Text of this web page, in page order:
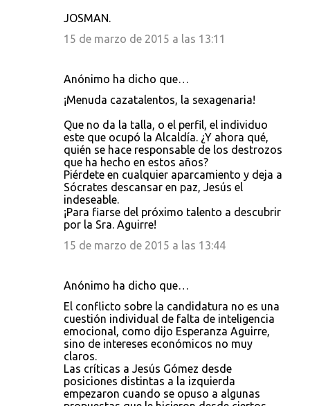
JOSMAN.
15 de marzo de 2015 a las 13:11
Anónimo ha dicho que…
¡Menuda cazatalentos, la sexagenaria!
Que no da la talla, o el perfil, el individuo
este que ocupó la Alcaldía. ¿Y ahora qué,
quién se hace responsable de los destrozos
que ha hecho en estos años?
Piérdete en cualquier aparcamiento y deja a
Sócrates descansar en paz, Jesús el
indeseable.
¡Para fiarse del próximo talento a descubrir
por la Sra. Aguirre!
15 de marzo de 2015 a las 13:44
Anónimo ha dicho que…
El conflicto sobre la candidatura no es una
cuestión individual de falta de inteligencia
emocional, como dijo Esperanza Aguirre,
sino de intereses económicos no muy
claros.
Las críticas a Jesús Gómez desde
posiciones distintas a la izquierda
empezaron cuando se opuso a algunas